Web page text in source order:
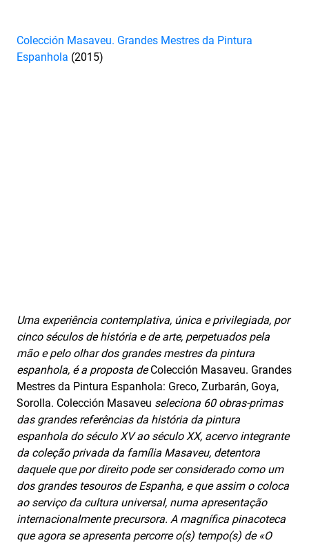
Colección Masaveu. Grandes Mestres da Pintura
Espanhola (2015)
Uma experiência contemplativa, única e privilegiada, por
cinco séculos de história e de arte, perpetuados pela
mão e pelo olhar dos grandes mestres da pintura
espanhola, é a proposta deColección Masaveu. Grandes
Mestres da Pintura Espanhola: Greco, Zurbarán, Goya,
Sorolla. Colección Masaveu seleciona 60 obras‑primas
das grandes referências da história da pintura
espanhola do século XV ao século XX, acervo integrante
da coleção privada da família Masaveu, detentora
daquele que por direito pode ser considerado como um
dos grandes tesouros de Espanha, e que assim o coloca
ao serviço da cultura universal, numa apresentação
internacionalmente precursora. A magnífica pinacoteca
que agora se apresenta percorre o(s) tempo(s) de «O